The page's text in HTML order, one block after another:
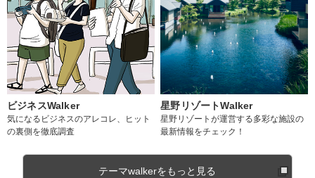
ビジネスWalker
気になるビジネスのアレコレ、ヒット
の裏側を徹底調査
星野リゾートWalker
星野リゾートが運営する多彩な施設の
最新情報をチェック！
テーマwalkerをもっと見る